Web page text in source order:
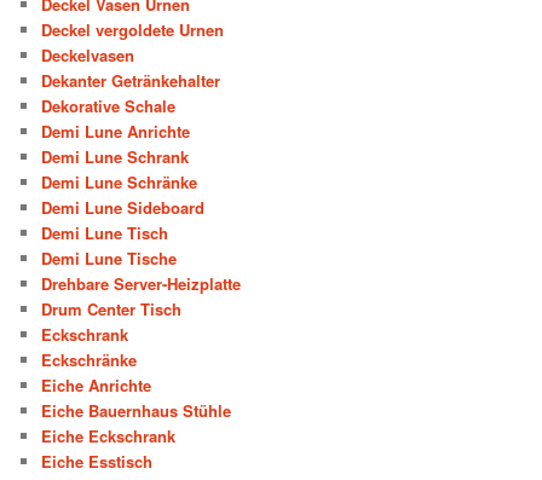
Deckel vergoldete Urnen
Deckelvasen
Dekanter Getränkehalter
Dekorative Schale
Demi Lune Anrichte
Demi Lune Schrank
Demi Lune Schränke
Demi Lune Sideboard
Demi Lune Tisch
Demi Lune Tische
Drehbare Server-Heizplatte
Drum Center Tisch
Eckschrank
Eckschränke
Eiche Anrichte
Eiche Bauernhaus Stühle
Eiche Eckschrank
Eiche Esstisch